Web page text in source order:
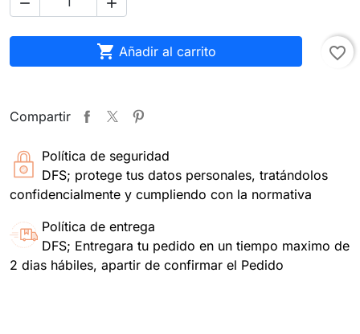
 Añadir al carrito favorite_border
Compartir
Política de seguridad
DFS; protege tus datos personales, tratándolos
confidencialmente y cumpliendo con la normativa
Política de entrega
DFS; Entregara tu pedido en un tiempo maximo de
2 dias hábiles, apartir de confirmar el Pedido